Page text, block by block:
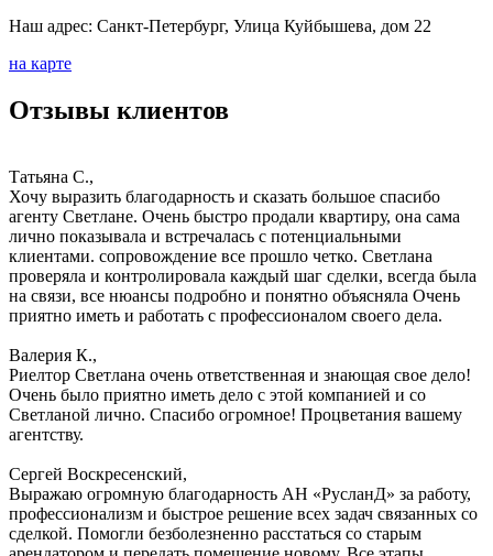
Наш адрес: Санкт-Петербург, Улица Куйбышева, дом 22
на карте
Отзывы клиентов
Татьяна С.,
Хочу выразить благодарность и сказать большое спасибо
агенту Светлане. Очень быстро продали квартиру, она сама
лично показывала и встречалась с потенциальными
клиентами. сопровождение все прошло четко. Светлана
проверяла и контролировала каждый шаг сделки, всегда была
на связи, все нюансы подробно и понятно объясняла Очень
приятно иметь и работать с профессионалом своего дела.
Валерия К.,
Риелтор Светлана очень ответственная и знающая свое дело!
Очень было приятно иметь дело с этой компанией и со
Светланой лично. Спасибо огромное! Процветания вашему
агентству.
Сергей Воскресенский,
Выражаю огромную благодарность АН «РусланД» за работу,
профессионализм и быстрое решение всех задач связанных со
сделкой. Помогли безболезненно расстаться со старым